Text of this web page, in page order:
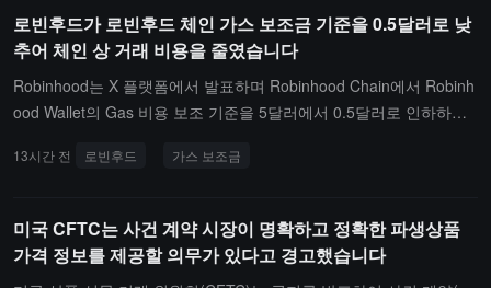
에 핀테크 회사 Perpetuals.com은 3주 전에 해당 자회사를 인수하는
협상을 종료했습니다. 2025년 8월 World Liberty Financial과 ALT5 S
igma가 협력하여 ALT5 Sigma는 신규 주식 판매를 통해 7.5억 달러
를 모금했으며, 그 중 7.17억 달러는 World Liberty 토큰 구매에 사용
되었습니다. 보도에 따르면 이 거래로 트럼프 가족은 5억 달러 이상
달러 이상에서 약 44센트로 하락했으며, 시가총액은 약 6,100만 달러
로빈후드가 로빈후드 체인 가스 보조금 기준을 0.5달러로 낮
추어 체인 상 거래 비용을 줄였습니다
Robinhood는 X 플랫폼에서 발표하며 Robinhood Chain에서 Robinh
ood Wallet의 Gas 비용 보조 기준을 5달러에서 0.5달러로 인하하였
자가 Swap 거래를 할 때 Gas 비용 보조를 받을 수 있을 것이라고 밝
hood Wallet은 Gas Sponsorship 메커니즘을 통해 사용자에게 일부
체인 상 거래 수수료를 부담해왔습니다. 이번 보조 기준 인하는 사용
자들이 Robinhood Chain 생태계에 진입하는 사용 비용을 더욱 낮추
13시간 전 로빈후드 가스 보조금
미국 CFTC는 사건 계약 시장이 명확하고 정확한 파생상품
가격 정보를 제공할 의무가 있다고 경고했습니다